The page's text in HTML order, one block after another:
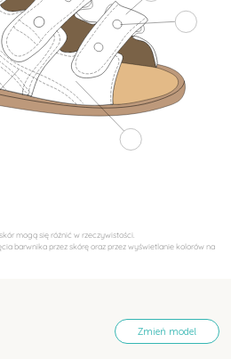
mogą się różnić w rzeczywistości.
barwnika przez skórę oraz przez wyświetlanie kolorów na
Zmień model